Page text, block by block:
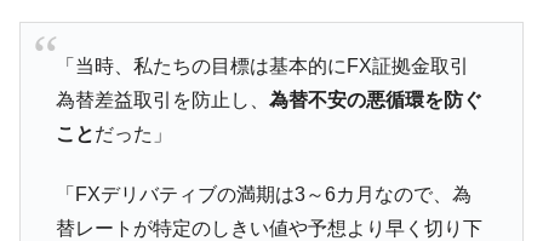
Fact1
甲子園通算本塁打、最多の清原に次いで多く打っ
ている意外な選手とは？
Fact1 セレクトセールの高額取引馬が稼いだ金額とは？
「当時、私たちの目標は基本的にFX証拠金取引
為替差益取引を防止し、 為替不安の悪循環を防ぐ
ことだった」
「FXデリバティブの満期は3～6カ月なので、為
替レートが特定のしきい値や予想より早く切り下